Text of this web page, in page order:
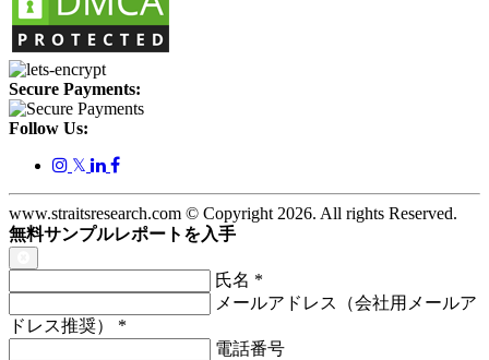
Secure Payments:
Follow Us:
𝕏
www.straitsresearch.com © Copyright 2026. All rights Reserved.
無料サンプルレポートを入手
氏名 *
メールアドレス（会社用メールア
ドレス推奨） *
電話番号